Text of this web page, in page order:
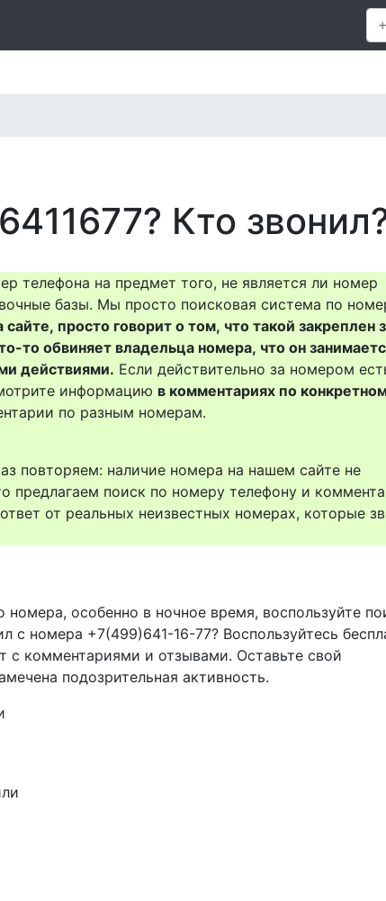
Кто
телефона на предмет того, не является ли номер
базы. Мы просто поисковая система по
просто говорит о том, что такой закреплен
то обвиняет владельца номера, что он
действиями. Если действительно за номером
информацию в комментариях по
по разным номерам.
повторяем: наличие номера на нашем сайте не
предлагаем поиск по номеру телефону и
от реальных неизвестных номерах, которые
номера, особенно в ночное время, воспользуйте
с номера +7(499)641-16-77? Воспользуйтесь
с комментариями и отзывами. Оставьте свой
подозрительная активность.